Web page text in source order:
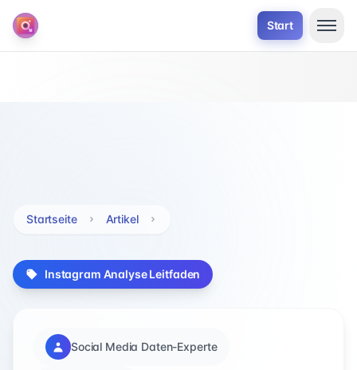
Start
Startseite Artikel
Instagram Analyse Leitfaden
Social Media Daten-Experte